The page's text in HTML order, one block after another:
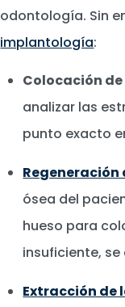
odontología. Sin
implantología:
Colocación
analizar las
punto exacto
Regeneración
ósea del
hueso para
insuficiente,
Extracción de